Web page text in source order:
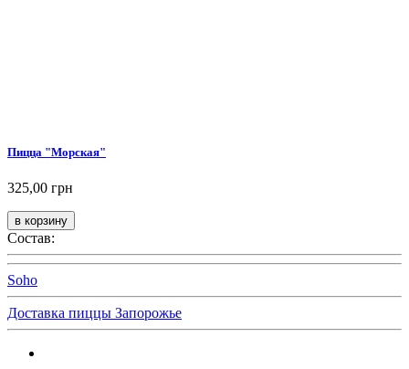
Пицца "Морская"
325,00 грн
Состав:
Soho
Доставка пиццы Запорожье